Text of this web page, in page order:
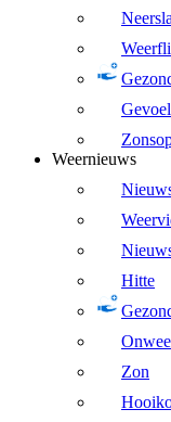
Weernieuws
Hitte
Zon